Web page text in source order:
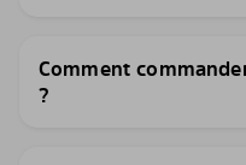
Comment
?